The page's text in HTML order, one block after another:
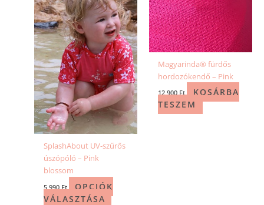
SplashAbout UV-szűrős
úszópóló – Pink
blossom
5 990 Ft
OPCIÓK
VÁLASZTÁSA
Magyarinda® fürdős
hordozókendő – Pink
12 900Ft
KOSÁRBA
TESZEM